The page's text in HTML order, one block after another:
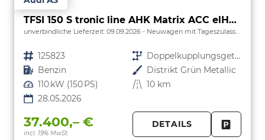
TFSI 150 S tronic line AHK Matrix ACC elHk SpSi 3JG
unverbindliche Lieferzeit: 09.09.2026 Neuwagen mit Tageszulassung
Fahrzeugnr. 125823 Getriebe
Doppelkupplungsgetriebe (DSG)
Kraftstoff Benzin Außenfarbe Distrikt Grün Metallic
Leistung 110 kW (150 PS) Kilometerstand 10 km
28.05.2026
37.400,– €
incl. 19% MwSt.
DETAILS